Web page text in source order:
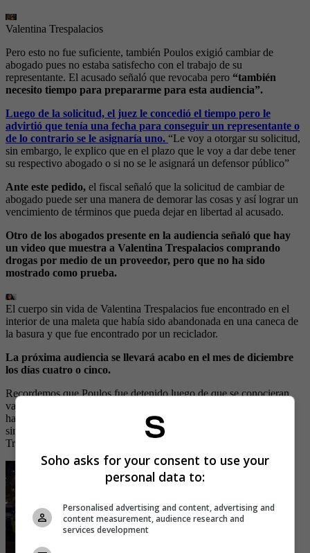
Valentina Trespalacios
Pero esto no fue suficiente, también Poulos exigió cambiar de
abogado pues no estaba satisfecho con el trabajo de su
representante. El acusado señaló que revocaba pero “también
necesito tiempo para prepararme para esta audiencia”.
Luego de la solicitud, el juez le concedió el tiempo pero le
advirtió que tenía una fecha para conseguir un representante o
de lo contrario se le asignaría uno. “Le voy a otorgar su solicitud,
sin embargo, le explico que en el plazo que le voy a dar debe tener
su respectivo abogado o si no se le asignará un defensor público”
Ante este pedido, el fiscal señaló que la solicitud de cambiar de
abogado puede ser una manera de demorar las cosas y así lograr un
vencimiento de términos que pueda dejar en libertad al acusado.
Otro de los abogados presente en la audiencia señaló que hay
un video que muestra a Valentina Trespalacios comprando
drogas por medio de un proveedor, pero que no ha sido
mostrado como prueba.
El cuerpo sin vida de Valentina Trespalacios fue encontrado en el
interior de una maleta que había sido abandonada en una caneca de
la basura y que fue encontrado por un reciclador.
La próxima audiencia se llevará acabo en el mes de diciembre
los días cuatro o cinco.
Recordemos que Poulos fue detenido luego de que se conocieran
varias pruebas que lo muestran en el lugar del asesinato. Además,
hay videos de seguridad donde se le ve llevar una maleta azul,
similar a la que fue encontrada con el cuerpo de Valentina
Trespalacios.
Soho asks for your consent to use your
personal data to:
Personalised advertising and content, advertising and
content measurement, audience research and
services development